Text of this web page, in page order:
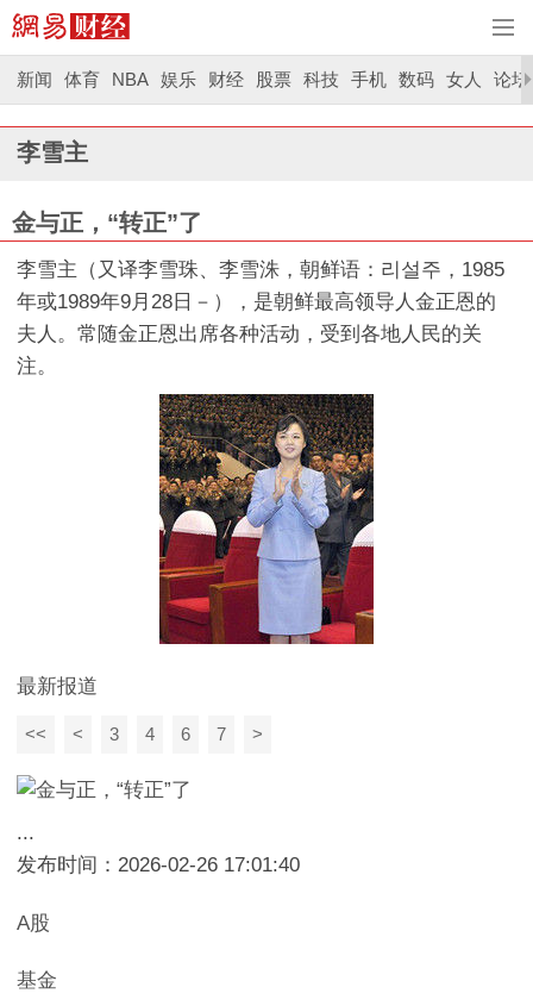
新闻 体育 NBA 娱乐 财经 股票 科技 手机 数码 女人 论坛
李雪主
金与正，“转正”了
李雪主（又译李雪珠、李雪洙，朝鲜语：리설주，1985
年或1989年9月28日－），是朝鲜最高领导人金正恩的
夫人。常随金正恩出席各种活动，受到各地人民的关
注。
最新报道
<< < 3 4 6 7 >
...
发布时间：2026-02-26 17:01:40
A股
基金